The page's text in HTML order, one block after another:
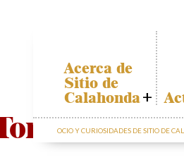
Acerca de
Sitio de
Calahonda
Quiénes somos
Junta Directiva
OCIO Y CURIOSIDADES DE SITIO DE
de